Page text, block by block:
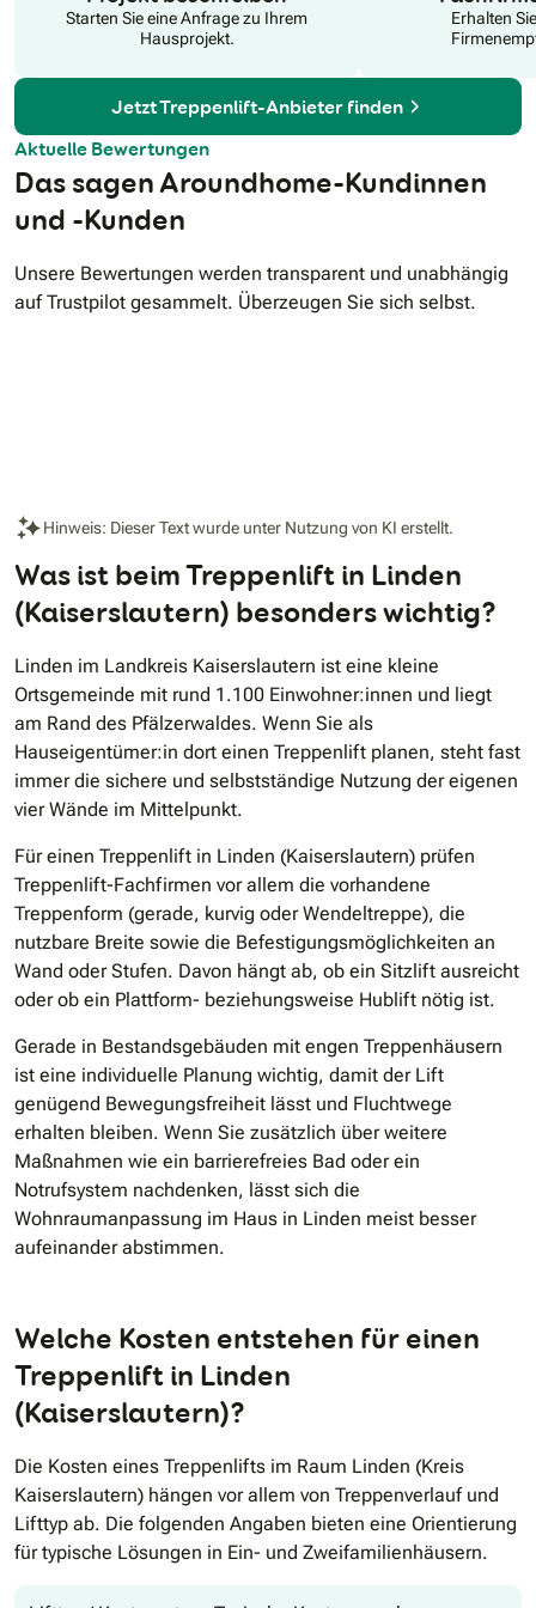
herstellerunabhängigen Beratung bei Ihnen zuhause können
wir Vor- und Nachteile objektiv vergleichen. Durch unsere
Angebote unterbreiten. Sie erhalten gerade Treppenlifte
schon ab 3.450€ und Kurvenlifte ab 7.950€. PractiComfort
bieten Ihnen einen Vor-Ort-Service durch unsere eigenen
Service Techniker.
Starten Sie eine Anfrage zu Ihrem
Hausprojekt.
Erhalten
Jetzt Treppenlift-Anbieter finden
Aktuelle Bewertungen
Das sagen Aroundhome-Kundinnen
und -Kunden
Unsere Bewertungen werden transparent und unabhängig
auf Trustpilot gesammelt. Überzeugen Sie sich selbst.
Hinweis: Dieser Text wurde unter Nutzung von KI erstellt.
Was ist beim Treppenlift in Linden
(Kaiserslautern) besonders wichtig?
Linden im Landkreis Kaiserslautern ist eine kleine
Ortsgemeinde mit rund 1.100 Einwohner:innen und liegt
am Rand des Pfälzerwaldes. Wenn Sie als
Hauseigentümer:in dort einen Treppenlift planen, steht fast
immer die sichere und selbstständige Nutzung der eigenen
vier Wände im Mittelpunkt.
Für einen Treppenlift in Linden (Kaiserslautern) prüfen
Treppenlift-Fachfirmen vor allem die vorhandene
Treppenform (gerade, kurvig oder Wendeltreppe), die
nutzbare Breite sowie die Befestigungsmöglichkeiten an
Wand oder Stufen. Davon hängt ab, ob ein Sitzlift ausreicht
oder ob ein Plattform- beziehungsweise Hublift nötig ist.
Gerade in Bestandsgebäuden mit engen Treppenhäusern
ist eine individuelle Planung wichtig, damit der Lift
genügend Bewegungsfreiheit lässt und Fluchtwege
erhalten bleiben. Wenn Sie zusätzlich über weitere
Maßnahmen wie ein barrierefreies Bad oder ein
Notrufsystem nachdenken, lässt sich die
Wohnraumanpassung im Haus in Linden meist besser
aufeinander abstimmen.
Welche Kosten entstehen für einen
Treppenlift in Linden
(Kaiserslautern)?
Die Kosten eines Treppenlifts im Raum Linden (Kreis
Kaiserslautern) hängen vor allem von Treppenverlauf und
Lifttyp ab. Die folgenden Angaben bieten eine Orientierung
für typische Lösungen in Ein- und Zweifamilienhäusern.